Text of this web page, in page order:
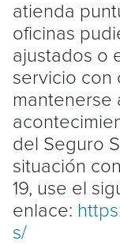
atienda
oficinas
ajustados o
servicio con
mantenerse
del Seguro
situación
19, use el
enlace:
s/